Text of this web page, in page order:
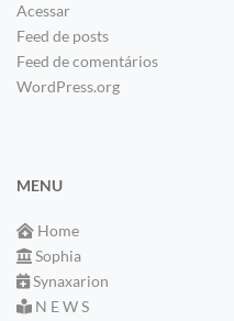
Acessar
Feed de posts
Feed de comentários
WordPress.org
MENU
Home
Sophia
Synaxarion
N E W S